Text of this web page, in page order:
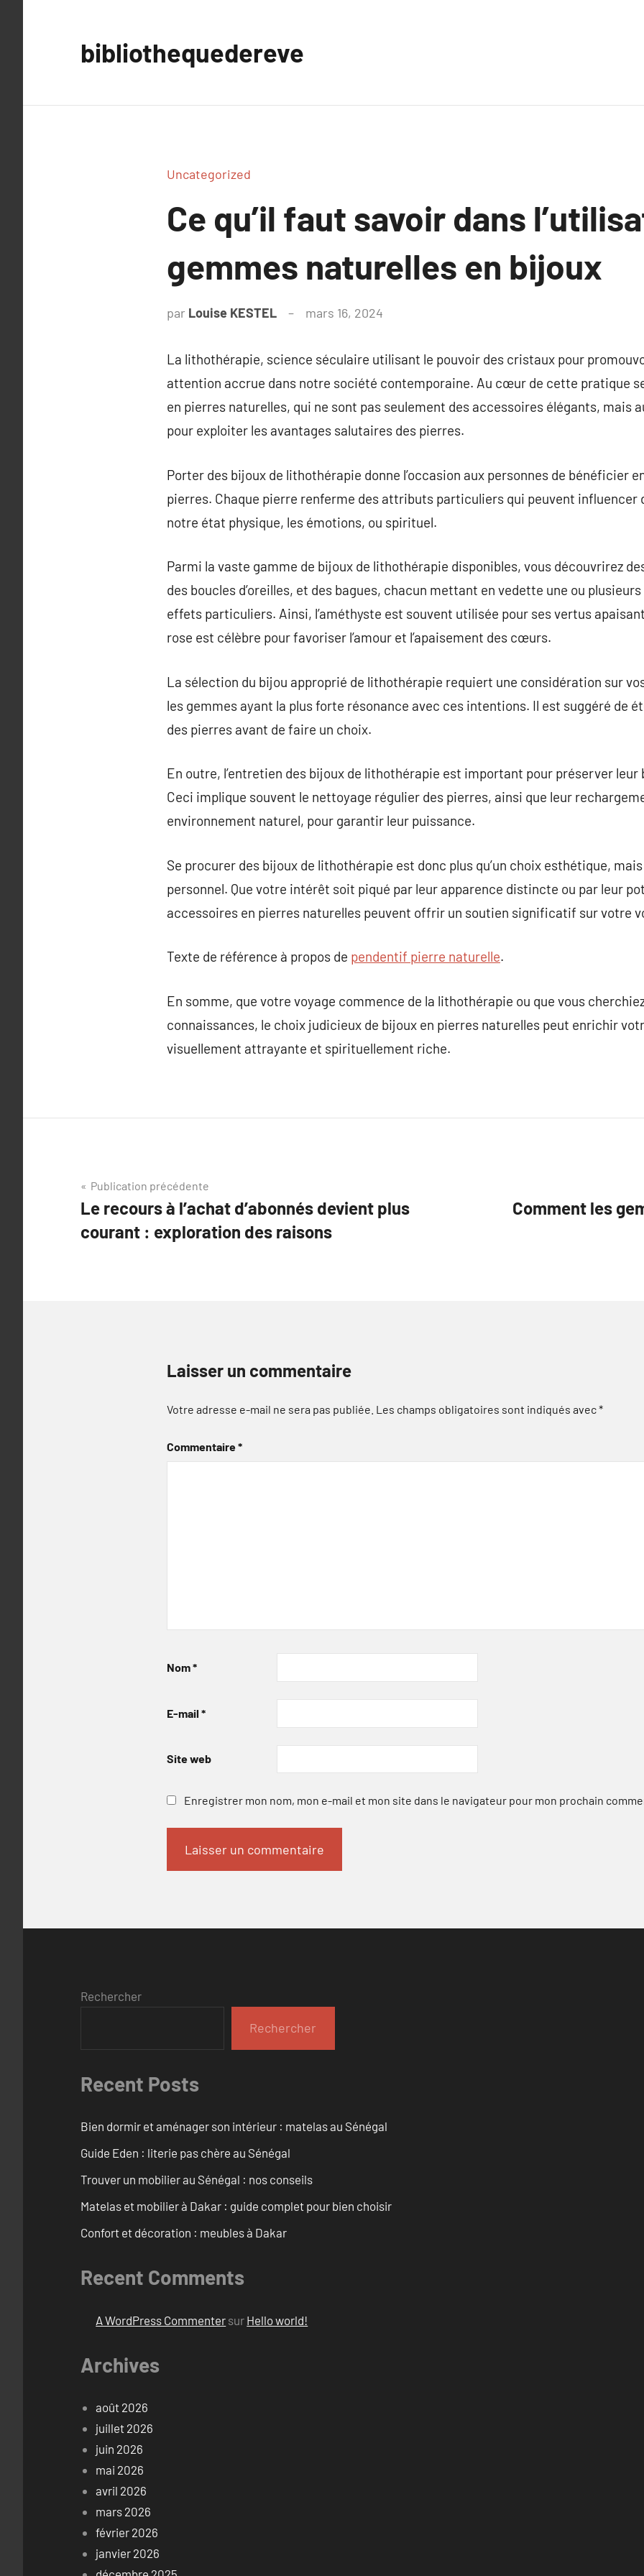
bibliothequedereve
Uncategorized
Ce qu’il faut savoir dans
gemmes naturelles en bijoux
par Louise KESTEL mars 16, 2024
La lithothérapie, science séculaire utilisant le pouvoir des cristaux pour
attention accrue dans notre société contemporaine. Au cœur de cette pratique
en pierres naturelles, qui ne sont pas seulement des accessoires élégants, mais
pour exploiter les avantages salutaires des pierres.
Porter des bijoux de lithothérapie donne l’occasion aux personnes de bénéficier
pierres. Chaque pierre renferme des attributs particuliers qui peuvent influencer
notre état physique, les émotions, ou spirituel.
Parmi la vaste gamme de bijoux de lithothérapie disponibles, vous découvrirez
des boucles d’oreilles, et des bagues, chacun mettant en vedette une ou
effets particuliers. Ainsi, l’améthyste est souvent utilisée pour ses vertus
rose est célèbre pour favoriser l’amour et l’apaisement des cœurs.
La sélection du bijou approprié de lithothérapie requiert une considération sur
les gemmes ayant la plus forte résonance avec ces intentions. Il est suggéré de
des pierres avant de faire un choix.
En outre, l’entretien des bijoux de lithothérapie est important pour préserver leur
Ceci implique souvent le nettoyage régulier des pierres, ainsi que leur
environnement naturel, pour garantir leur puissance.
Se procurer des bijoux de lithothérapie est donc plus qu’un choix esthétique, mais
personnel. Que votre intérêt soit piqué par leur apparence distincte ou par leur
accessoires en pierres naturelles peuvent offrir un soutien significatif sur votre
Texte de référence à propos de pendentif pierre naturelle.
En somme, que votre voyage commence de la lithothérapie ou que vous
connaissances, le choix judicieux de bijoux en pierres naturelles peut enrichir
visuellement attrayante et spirituellement riche.
Navigation
de
l’article
Publication précédente
Le recours à l’achat d’abonnés devient plus
courant : exploration des raisons
Comment les
Laisser un commentaire
Votre adresse e-mail ne sera pas publiée. Les champs obligatoires sont indiqués avec*
Commentaire*
Nom*
E-mail *
Site web
Enregistrer mon nom, mon e-mail et mon site dans le navigateur pour mon prochain
Rechercher
Rechercher
Recent Posts
Bien dormir et aménager son intérieur : matelas au Sénégal
Guide Eden : literie pas chère au Sénégal
Trouver un mobilier au Sénégal : nos conseils
Matelas et mobilier à Dakar : guide complet pour bien choisir
Confort et décoration : meubles à Dakar
Recent Comments
A WordPress Commenter sur Hello world!
Archives
août 2026
juillet 2026
juin 2026
mai 2026
avril 2026
mars 2026
février 2026
janvier 2026